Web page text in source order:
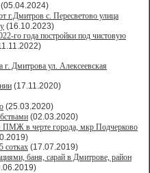
(05.04.2024)
г.Дмитров с. Пересветово улица
(16.10.2023)
го года постройки под чистовую
Дмитрoва ул. Алексеевская
(17.11.2020)
(25.03.2020)
(02.03.2020)
ПМЖ в черте города, мкр Подчерково
сотках (17.07.2019)
баня, сарай в Дмитрове, район